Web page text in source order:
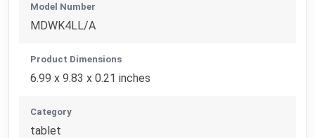
Model Number
MDWK4LL/A
Product Dimensions
6.99 x 9.83 x 0.21 inches
Category
tablet